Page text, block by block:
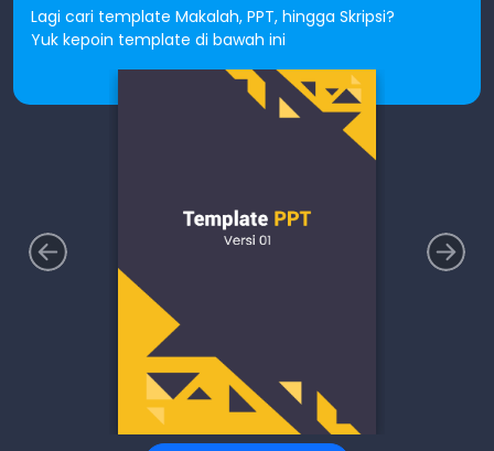
Lagi cari template Makalah, PPT, hingga Skripsi?
Yuk kepoin template di bawah ini